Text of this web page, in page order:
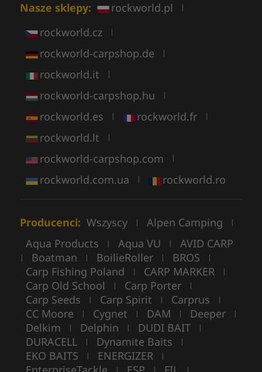
Nasze sklepy: rockworld.pl |
rockworld.cz |
rockworld-carpshop.de |
rockworld.it |
rockworld-carpshop.hu |
rockworld.es | rockworld.fr |
rockworld.lt |
rockworld-carpshop.com |
rockworld.com.ua | rockworld.ro
Producenci: Wszyscy | Alpen Camping |
Aqua Products | Aqua VU | AVID CARP
| Boatman | BoilieRoller | BROS |
Carp Fishing Poland | CARP MARKER |
Carp Old School | Carp Porter |
Carp Seeds | Carp Spirit | Carprus |
CC Moore | Cygnet | DAM | Deeper |
Delkim | Delphin | DUDI BAIT |
DURACELL | Dynamite Baits |
EKO BAITS | ENERGIZER |
| | |